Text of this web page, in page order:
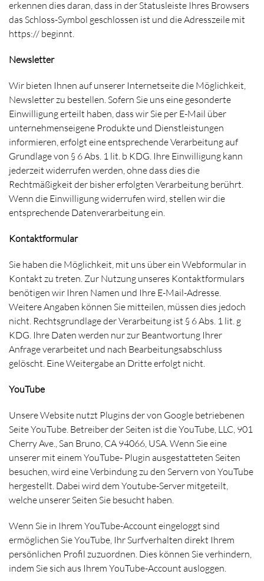
erkennen dies daran, dass in der Statusleiste Ihres Browsers
das Schloss-Symbol geschlossen ist und die Adresszeile mit
https:// beginnt.
Newsletter
Wir bieten Ihnen auf unserer Internetseite die Möglichkeit,
Newsletter zu bestellen. Sofern Sie uns eine gesonderte
Einwilligung erteilt haben, dass wir Sie per E-Mail über
unternehmenseigene Produkte und Dienstleistungen
informieren, erfolgt eine entsprechende Verarbeitung auf
Grundlage von § 6 Abs. 1 lit. b KDG. Ihre Einwilligung kann
jederzeit widerrufen werden, ohne dass dies die
Rechtmäßigkeit der bisher erfolgten Verarbeitung berührt.
Wenn die Einwilligung widerrufen wird, stellen wir die
entsprechende Datenverarbeitung ein.
Kontaktformular
Sie haben die Möglichkeit, mit uns über ein Webformular in
Kontakt zu treten. Zur Nutzung unseres Kontaktformulars
benötigen wir Ihren Namen und Ihre E-Mail-Adresse.
Weitere Angaben können Sie mitteilen, müssen dies jedoch
nicht. Rechtsgrundlage der Verarbeitung ist § 6 Abs. 1 lit. g
KDG. Ihre Daten werden nur zur Beantwortung Ihrer
Anfrage verarbeitet und nach Bearbeitungsabschluss
gelöscht. Eine Weitergabe an Dritte erfolgt nicht.
YouTube
Unsere Website nutzt Plugins der von Google betriebenen
Seite YouTube. Betreiber der Seiten ist die YouTube, LLC, 901
Cherry Ave., San Bruno, CA 94066, USA. Wenn Sie eine
unserer mit einem YouTube- Plugin ausgestatteten Seiten
besuchen, wird eine Verbindung zu den Servern von YouTube
hergestellt. Dabei wird dem Youtube-Server mitgeteilt,
welche unserer Seiten Sie besucht haben.
Wenn Sie in Ihrem YouTube-Account eingeloggt sind
ermöglichen Sie YouTube, Ihr Surfverhalten direkt Ihrem
persönlichen Profil zuzuordnen. Dies können Sie verhindern,
indem Sie sich aus Ihrem YouTube-Account ausloggen.